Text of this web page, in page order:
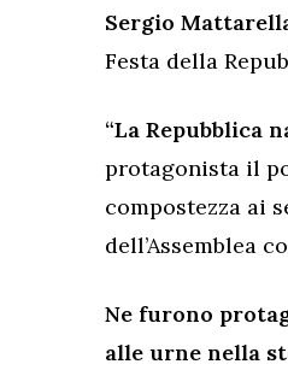
Sergio
Festa della
“La Repubblica
protagonista il
compostezza ai
dell’Assemblea
Ne furono
alle urne nella